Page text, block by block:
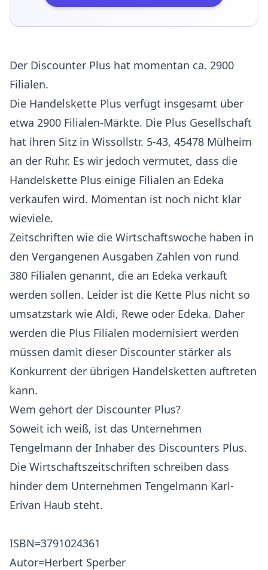
Der Discounter Plus hat momentan ca. 2900
Filialen.
Die Handelskette Plus verfügt insgesamt über
etwa 2900 Filialen-Märkte. Die Plus Gesellschaft
hat ihren Sitz in Wissollstr. 5-43, 45478 Mülheim
an der Ruhr. Es wir jedoch vermutet, dass die
Handelskette Plus einige Filialen an Edeka
verkaufen wird. Momentan ist noch nicht klar
wieviele.
Zeitschriften wie die Wirtschaftswoche haben in
den Vergangenen Ausgaben Zahlen von rund
380 Filialen genannt, die an Edeka verkauft
werden sollen. Leider ist die Kette Plus nicht so
umsatzstark wie Aldi, Rewe oder Edeka. Daher
werden die Plus Filialen modernisiert werden
müssen damit dieser Discounter stärker als
Konkurrent der übrigen Handelsketten auftreten
kann.
Wem gehört der Discounter Plus?
Soweit ich weiß, ist das Unternehmen
Tengelmann der Inhaber des Discounters Plus.
Die Wirtschaftszeitschriften schreiben dass
hinder dem Unternehmen Tengelmann Karl-
Erivan Haub steht.
ISBN=3791024361
Autor=Herbert Sperber